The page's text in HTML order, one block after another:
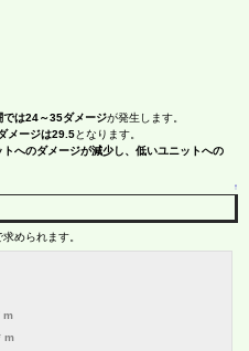
では24～35ダメージが発生します。
メージは29.5となります。
へのダメージが減少し、低いユニットへの
↑
められます。
m
m